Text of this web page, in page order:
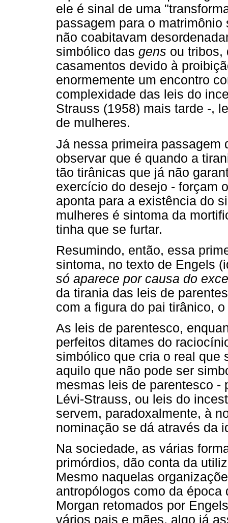
ele é sinal de uma
passagem para o
não coabitavam
simbólico das gens ou tribos,
casamentos devido à
enormemente um encontro
complexidade das leis do
Strauss (1958) mais tarde -,
de mulheres.
Já nessa primeira passagem
observar que é quando a
tão tirânicas que já não
exercício do desejo - forçam
aponta para a existência do
mulheres é sintoma da
tinha que se furtar.
Resumindo, então, essa
sintoma, no texto de Engels
só aparece por causa do
da tirania das leis de
com a figura do pai tirânico,
As leis de parentesco,
perfeitos ditames do
simbólico que cria o real que
aquilo que não pode ser
mesmas leis de parentesco -
Lévi-Strauss, ou leis do
servem, paradoxalmente, à
nominação se dá através da
Na sociedade, as várias
primórdios, dão conta da
Mesmo naquelas
antropólogos como da época
Morgan retomados por
vários pais e mães, algo já